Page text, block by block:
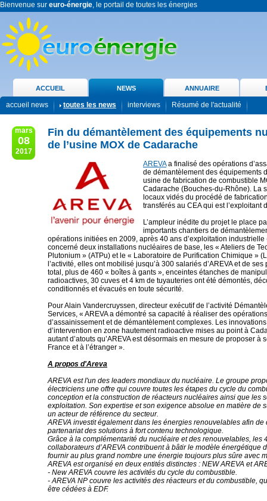
Bienvenue sur euro-énergie, le portail de toutes les énergies
ACCUEIL NEWS ANNUAIRE
accueil news toutes les news interviews Résumé de l'actualité
mars
08
2017
Fin du démantèlement des équipements
de l’usine MOX de Cadarache
AREVAa finalisé des opérations
de démantèlement des équipements
usine de fabrication de combustible
Cadarache (Bouches-du-Rhône). La
locaux vidés du procédé de
transférés au CEA qui est l’exploitant
L’ampleur inédite du projet le place
importants chantiers de
opérations initiées en 2009, après 40 ans d’exploitation
concerné deux installations nucléaires de base, les « Ateliers de
Plutonium » (ATPu) et le « Laboratoire de Purification Chimique »
l’activité, elles ont mobilisé jusqu’à 300 salariés d’AREVA et de ses
total, plus de 460 « boîtes à gants », enceintes étanches de
radioactives, 30 cuves et 4 km de tuyauteries ont été démontés,
conditionnés et évacués en toute sécurité.
Pour Alain Vandercruyssen, directeur exécutif de l’activité
Services, « AREVA a démontré sa capacité à réaliser des opérations
d’assainissement et de démantèlement complexes. Les
d’intervention en zone hautement radioactive mises au point à
autant d’atouts qu’AREVA est désormais en mesure de proposer à
France et à l’étranger ».
A propos d'Areva
AREVA est l'un des leaders mondiaux du nucléaire. Le groupe
électriciens une offre qui couvre toutes les étapes du cycle du
conception et la construction de réacteurs nucléaires ainsi que les
exploitation. Son expertise et son exigence absolue en matière de
un acteur de référence du secteur.
AREVA investit également dans les énergies renouvelables afin de
partenariat des solutions à fort contenu technologique.
Grâce à la complémentarité du nucléaire et des renouvelables, les
collaborateurs d’AREVA contribuent à bâtir le modèle énergétique
fournir au plus grand nombre une énergie toujours plus sûre avec
AREVA est organisé en deux entités distinctes : NEW AREVA et
- New AREVA couvre les activités du cycle du combustible.
- AREVA NP couvre les activités des réacteurs et du combustible,
être cédées à EDF.